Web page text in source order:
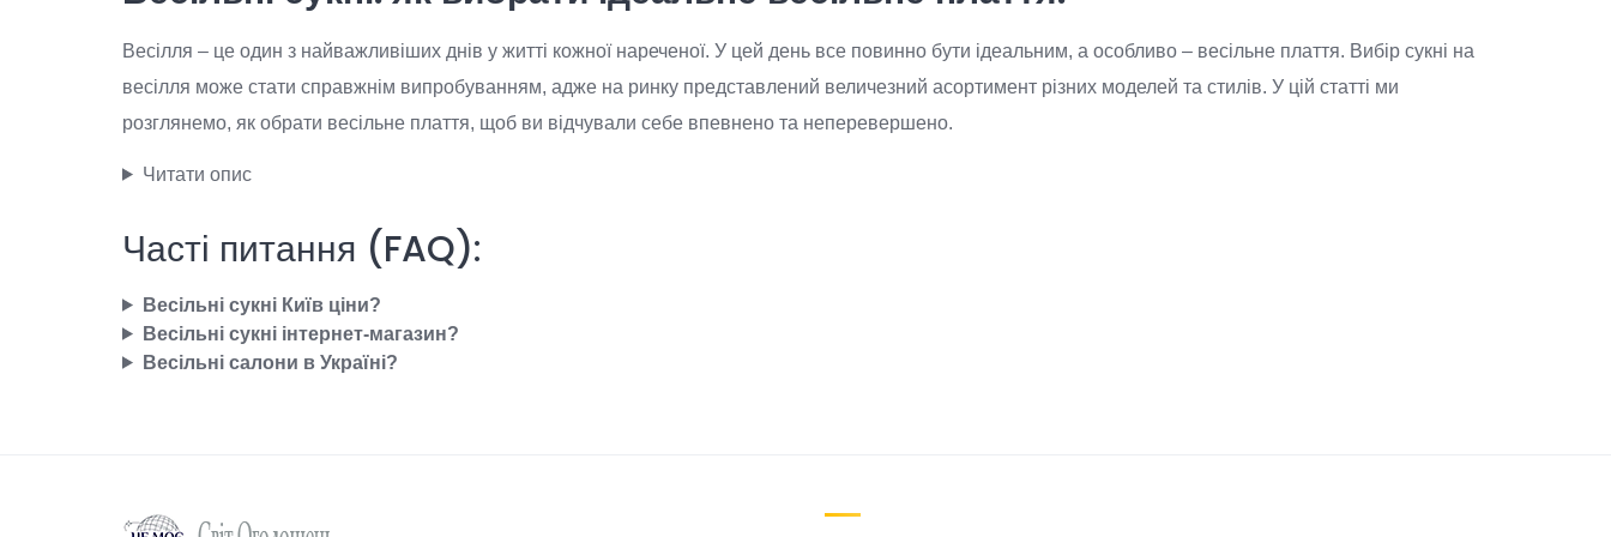
Весілля – це один з найважливіших днів у житті кожної нареченої. У цей день все повинно бути ідеальним, а особливо – весільне плаття. Вибір сукні на
весілля може стати справжнім випробуванням, адже на ринку представлений величезний асортимент різних моделей та стилів. У цій статті ми
розглянемо, як обрати весільне плаття, щоб ви відчували себе впевнено та неперевершено.
Читати опис
Часті питання (FAQ):
Весільні сукні Київ ціни?
Весільні сукні інтернет-магазин?
Весільні салони в Україні?